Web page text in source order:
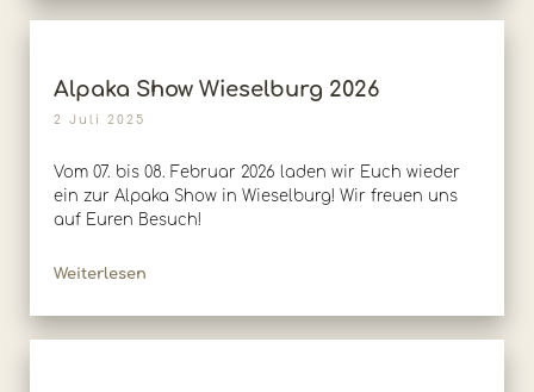
Alpaka Show Wieselburg 2026
2 Juli 2025
Vom 07. bis 08. Februar 2026 laden wir Euch wieder
ein zur Alpaka Show in Wieselburg! Wir freuen uns
auf Euren Besuch!
Weiterlesen